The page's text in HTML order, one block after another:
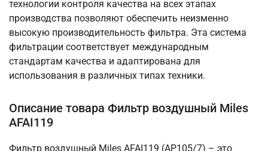
технологии контроля качества на всех этапах
производства позволяют обеспечить неизменно
высокую производительность фильтра. Эта система
фильтрации соответствует международным
стандартам качества и адаптирована для
использования в различных типах техники.
Описание товара Фильтр воздушный Miles
AFAI119
Фильтр воздушный Miles AFAI119 (AP105/7) – это